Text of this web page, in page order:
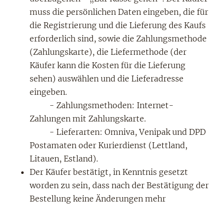
muss die persönlichen Daten eingeben, die für
die Registrierung und die Lieferung des Kaufs
erforderlich sind, sowie die Zahlungsmethode
(Zahlungskarte), die Liefermethode (der
Käufer kann die Kosten für die Lieferung
sehen) auswählen und die Lieferadresse
eingeben.
- Zahlungsmethoden: Internet-
Zahlungen mit Zahlungskarte.
- Lieferarten: Omniva, Venipak und DPD
Postamaten oder Kurierdienst (Lettland,
Litauen, Estland).
Der Käufer bestätigt, in Kenntnis gesetzt
worden zu sein, dass nach der Bestätigung der
Bestellung keine Änderungen mehr